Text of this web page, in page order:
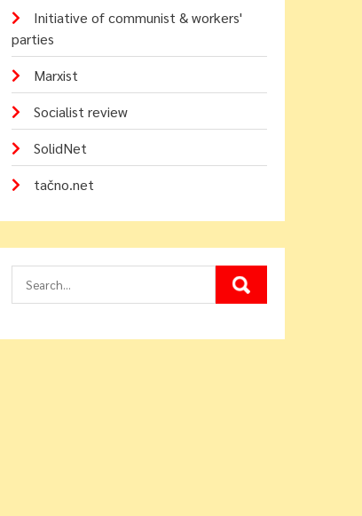
Initiative of communist & workers'
parties
Marxist
Socialist review
SolidNet
tačno.net